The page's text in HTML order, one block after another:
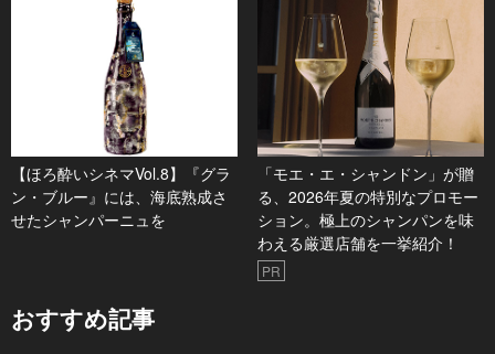
【ほろ酔いシネマVol.8】『グラ
ン・ブルー』には、海底熟成さ
せたシャンパーニュを
「モエ・エ・シャンドン」が贈
る、2026年夏の特別なプロモー
ション。極上のシャンパンを味
わえる厳選店舗を一挙紹介！
PR
おすすめ記事